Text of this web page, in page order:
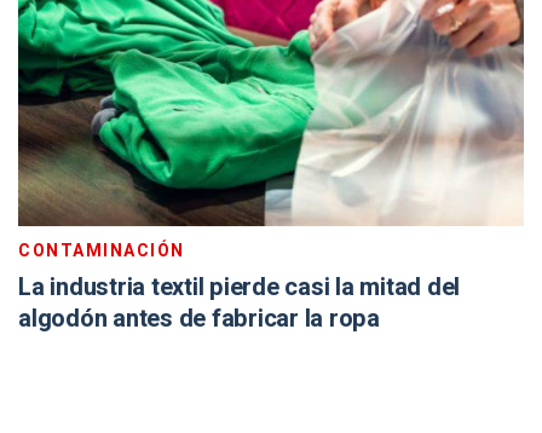
CONTAMINACIÓN
La industria textil pierde casi la mitad del
algodón antes de fabricar la ropa